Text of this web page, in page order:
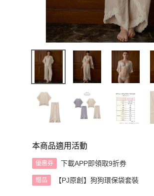
本商品適用活動
優惠券 下載APP即領取9折券
贈品 【PJ原創】狗狗環保袋套裝